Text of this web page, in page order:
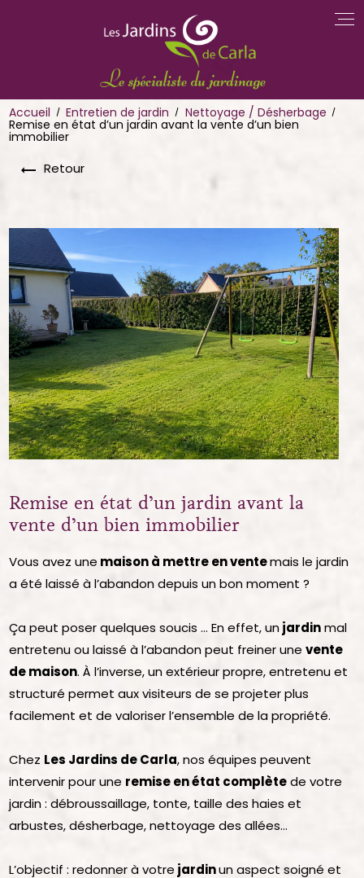
Accueil Entretien de jardin
Nettoyage / Désherbage
Remise en état d’un jardin avant la vente d’un bien
immobilier
Retour
Remise en état d’un jardin avant la
vente d’un bien immobilier
Vous avez une maison à mettre en ventemais le jardin
a été laissé à l’abandon depuis un bon moment ?
Ça peut poser quelques soucis … En effet, un jardin mal
entretenu ou laissé à l’abandon peut freiner unevente
de maison. À l’inverse, un extérieur propre, entretenu et
structuré permet aux visiteurs de se projeter plus
facilement et de valoriser l’ensemble de la propriété.
Chez Les Jardins de Carla, nos équipes peuvent
intervenir pour une remise en état complète de votre
jardin : débroussaillage, tonte, taille des haies et
arbustes, désherbage, nettoyage des allées…
L’objectif : redonner à votre jardinun aspect soigné et